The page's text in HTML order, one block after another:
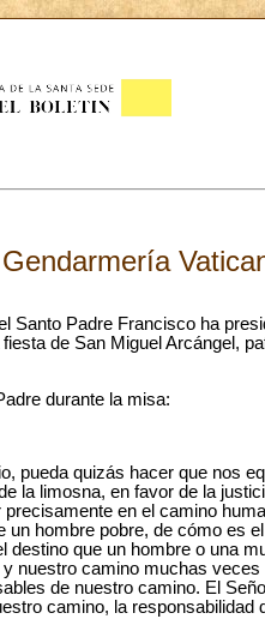
Santo Padre Francisco ha
de San Miguel Arcángel,
durante la misa:
pueda quizás hacer que nos
la limosna, en favor de la
en el camino
hombre pobre, de cómo es
que un hombre o una
nuestro camino muchas
de nuestro camino. El
camino, la responsabilidad